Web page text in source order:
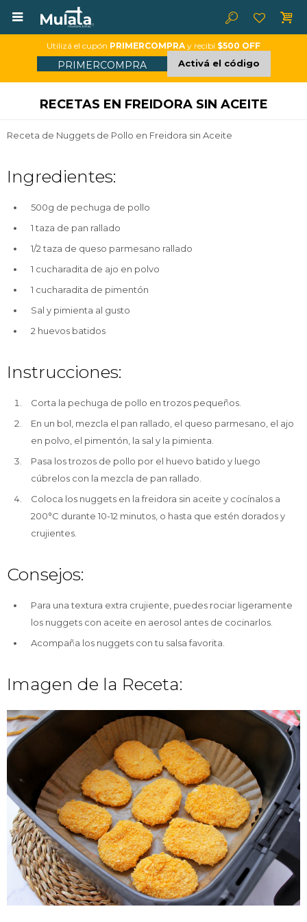

Utilizá el cupón PRIMERCOMPRA y recibí $500 OFF
PRIMERCOMPRA Activá el código
RECETAS EN FREIDORA SIN ACEITE
Receta de Nuggets de Pollo en Freidora sin Aceite
Ingredientes:
500g de pechuga de pollo
1 taza de pan rallado
1/2 taza de queso parmesano rallado
1 cucharadita de ajo en polvo
1 cucharadita de pimentón
Sal y pimienta al gusto
2 huevos batidos
Instrucciones:
Corta la pechuga de pollo en trozos pequeños.
En un bol, mezcla el pan rallado, el queso parmesano, el ajo
en polvo, el pimentón, la sal y la pimienta.
Pasa los trozos de pollo por el huevo batido y luego
cúbrelos con la mezcla de pan rallado.
Coloca los nuggets en la freidora sin aceite y cocínalos a
200°C durante 10-12 minutos, o hasta que estén dorados y
crujientes.
Consejos:
Para una textura extra crujiente, puedes rociar ligeramente
los nuggets con aceite en aerosol antes de cocinarlos.
Acompaña los nuggets con tu salsa favorita.
Imagen de la Receta: